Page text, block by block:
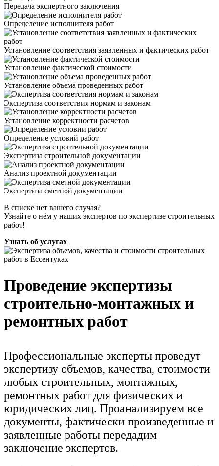
Передача экспертного заключения
Определение исполнителя работ
Установление соответствия заявленных и фактических работ
Установление фактической стоимости
Установление объема проведенных работ
Экспертиза соответствия нормам и законам
Установление корректности расчетов
Определение условий работ
Экспертиза строительной документации
Анализ проектной документации
Экспертиза сметной документации
В списке нет вашего случая?
Узнайте о нём у наших экспертов по экспертизе строительных
работ!
Узнать об услугах
Проведение экспертизы
строительно-монтажных и
ремонтных работ
Профессиональные эксперты проведут
экспертизу объемов, качества, стоимости
любых строительных, монтажных,
ремонтных работ для физических и
юридических лиц. Проанализируем все
документы, фактически произведенные и
заявленные работы передадим
заключение экспертов.